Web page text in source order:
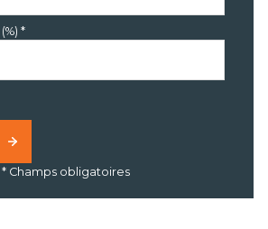
*
* Champs obligatoires